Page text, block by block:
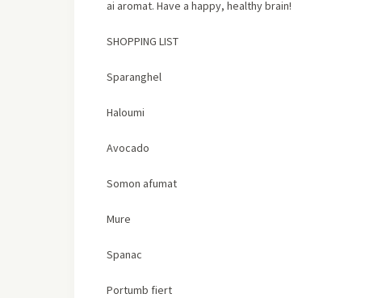
ai aromat. Have a happy, healthy brain!
SHOPPING LIST
Sparanghel
Haloumi
Avocado
Somon afumat
Mure
Spanac
Portumb fiert